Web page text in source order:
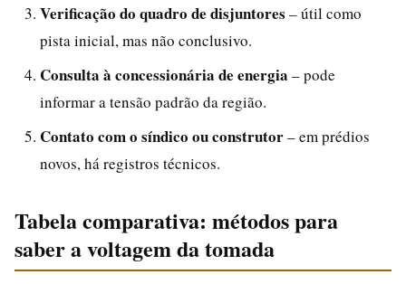
Verificação do quadro de disjuntores – útil como
pista inicial, mas não conclusivo.
Consulta à concessionária de energia – pode
informar a tensão padrão da região.
Contato com o síndico ou construtor– em prédios
novos, há registros técnicos.
Tabela comparativa: métodos para
saber a voltagem da tomada